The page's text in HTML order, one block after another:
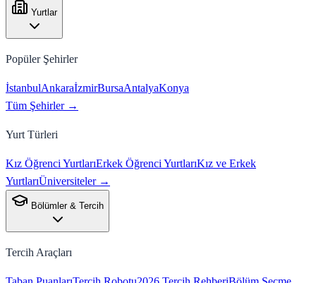
Yurtlar
Popüler Şehirler
İstanbulAnkaraİzmirBursaAntalyaKonya
Tüm Şehirler →
Yurt Türleri
Kız Öğrenci YurtlarıErkek Öğrenci YurtlarıKız ve Erkek
YurtlarıÜniversiteler →
Bölümler & Tercih
Tercih Araçları